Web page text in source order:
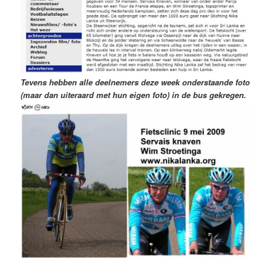
Tevens hebben alle deelnemers deze week onderstaande foto
(maar dan uiteraard met hun eigen foto) in de bus gekregen.